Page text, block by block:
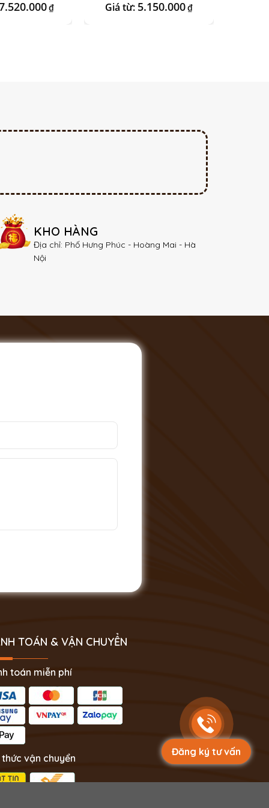
Đăng ký tư vấn
₫ Giá từ: 5.150.000₫
KHO HÀNG
Địa chỉ: Phố Hưng Phúc - Hoàng Mai - Hà
Nội
TOÁN & VẬN CHUYỂN
toán miễn phí
thức vận chuyển